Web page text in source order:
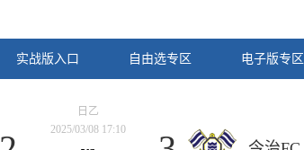
实战版入口 自由选专区 电子版专区
日乙
2025/03/08 17:10